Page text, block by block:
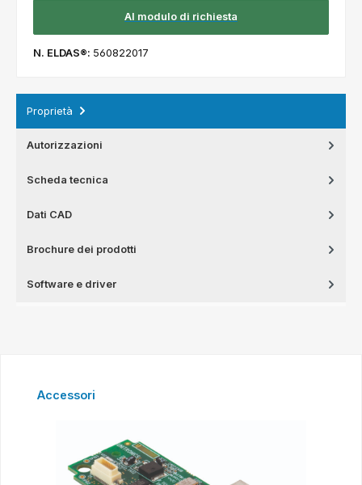
Al modulo di richiesta
N. ELDAS®: 560822017
Proprietà
Autorizzazioni
Scheda tecnica
Dati CAD
Brochure dei prodotti
Software e driver
Salta la galleria dei prodotti
Accessori